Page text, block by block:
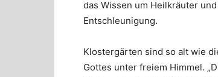
das Wissen um Heilkräuter
Entschleunigung.
Klostergärten sind so alt wie
Gottes unter freiem Himmel.